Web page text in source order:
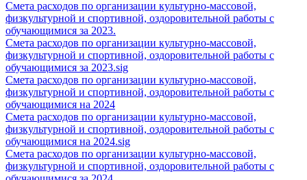
Смета расходов по организации культурно-массовой,
физкультурной и спортивной, оздоровительной работы с
обучающимися за 2023.
Смета расходов по организации культурно-массовой,
физкультурной и спортивной, оздоровительной работы с
обучающимися за 2023.sig
Смета расходов по организации культурно-массовой,
физкультурной и спортивной, оздоровительной работы с
обучающимися на 2024
Смета расходов по организации культурно-массовой,
физкультурной и спортивной, оздоровительной работы с
обучающимися на 2024.sig
Смета расходов по организации культурно-массовой,
физкультурной и спортивной, оздоровительной работы с